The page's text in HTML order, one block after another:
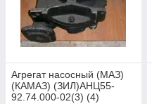
Агрегат насосный (МАЗ)
(КАМАЗ) (ЗИЛ)АНЦ55-
92.74.000-02(3) (4)